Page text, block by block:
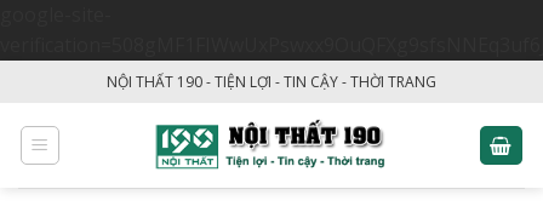
content
NỘI THẤT 190 - TIỆN LỢI - TIN CẬY - THỜI TRANG